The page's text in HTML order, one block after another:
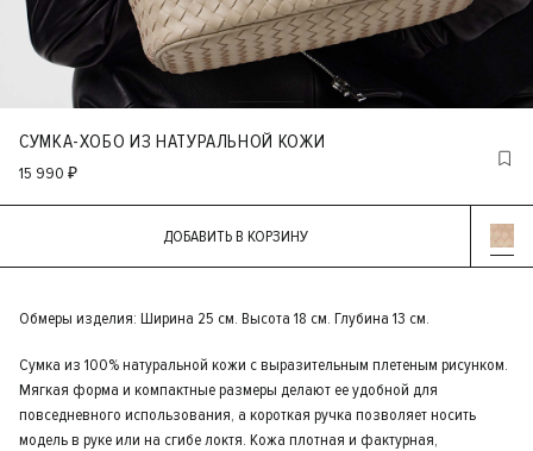
СУМКА-ХОБО ИЗ НАТУРАЛЬНОЙ КОЖИ
15 990 ₽
ДОБАВИТЬ В КОРЗИНУ
Обмеры изделия: Ширина 25 см. Высота 18 см. Глубина 13 см.
Сумка из 100% натуральной кожи с выразительным плетеным рисунком.
Мягкая форма и компактные размеры делают ее удобной для
повседневного использования, а короткая ручка позволяет носить
модель в руке или на сгибе локтя. Кожа плотная и фактурная,